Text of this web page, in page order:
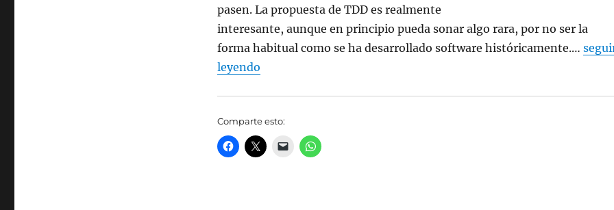
pasen. La propuesta de TDD es realmente
interesante, aunque en principio pueda sonar algo rara, por no ser la
forma habitual como se ha desarrollado software históricamente.…
leyendo
Comparte esto: